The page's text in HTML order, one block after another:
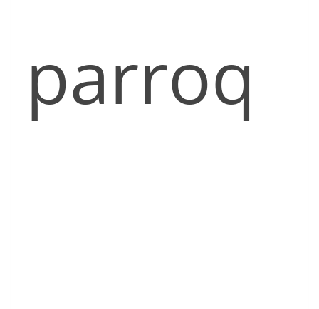
parroq